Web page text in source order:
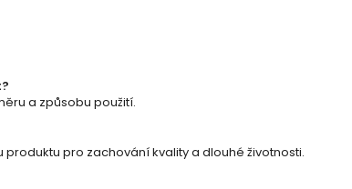
a způsobu použití.
pro zachování kvality a dlouhé životnosti.